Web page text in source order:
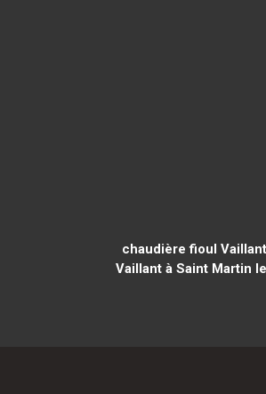
chaudière fioul
Vaillant à Saint Martin